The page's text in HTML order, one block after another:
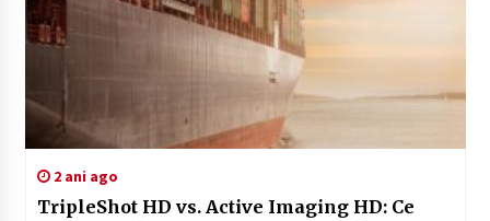
2 ani ago
TripleShot HD vs. Active Imaging HD: Ce